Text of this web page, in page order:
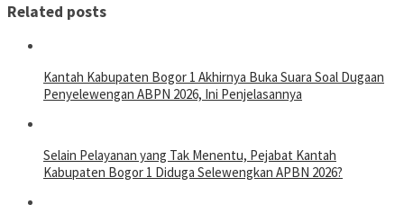
Related posts
Kantah Kabupaten Bogor 1 Akhirnya Buka Suara Soal Dugaan
Penyelewengan ABPN 2026, Ini Penjelasannya
Selain Pelayanan yang Tak Menentu, Pejabat Kantah
Kabupaten Bogor 1 Diduga Selewengkan APBN 2026?